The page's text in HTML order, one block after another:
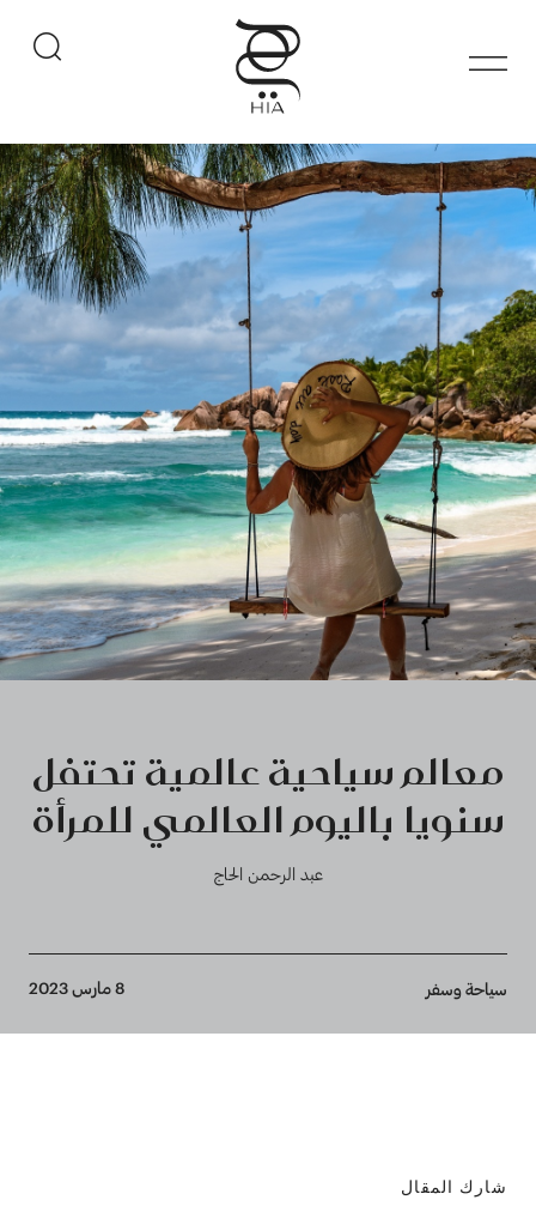
معالم سياحية عالمية تحتفل
سنويا باليوم العالمي للمرأة
عبد الرحمن الحاج
Breadcrumb
سياحة وسفر 8 مارس 2023
شارك المقال